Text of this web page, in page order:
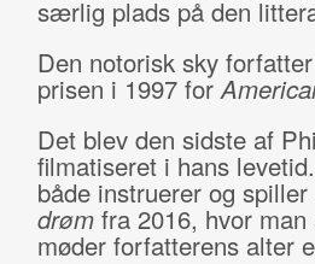
særlig plads på den
Den notorisk sky
prisen i 1997 for
Det blev den sidste af
filmatiseret i hans
både instruerer og
drøm fra 2016, hvor
møder forfatterens alter